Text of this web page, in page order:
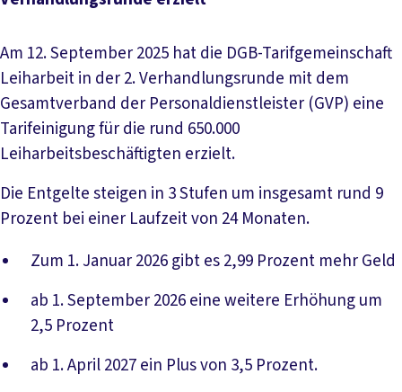
Am 12. September 2025 hat die DGB-Tarifgemeinschaft
Leiharbeit in der 2. Verhandlungsrunde mit dem
Gesamtverband der Personaldienstleister (GVP) eine
Tarifeinigung für die rund 650.000
Leiharbeitsbeschäftigten erzielt.
Die Entgelte steigen in 3 Stufen um insgesamt rund 9
Prozent bei einer Laufzeit von 24 Monaten.
Zum 1. Januar 2026 gibt es 2,99 Prozent mehr Geld
ab 1. September 2026 eine weitere Erhöhung um
2,5 Prozent
ab 1. April 2027 ein Plus von 3,5 Prozent.